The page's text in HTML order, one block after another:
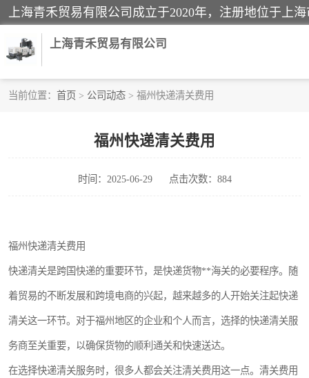
上海青禾贸易有限公司
当前位置： 首页 > 公司动态 > 福州快递清关费用
福州快递清关费用
时间：2025-06-29 点击次数：884
福州快递清关费用
快递清关是跨国快递的重要环节，是快递货物**海关的必要程序。随
着贸易的不断发展和跨境电商的兴起，越来越多的人开始关注起快递
清关这一环节。对于福州地区的企业和个人而言，选择的快递清关服
务商至关重要，以确保货物的顺利通关和快速送达。
在选择快递清关服务时，很多人都会关注清关费用这一点。清关费用
国际灯具清关